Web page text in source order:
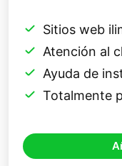
Sitios web
Atención al
Ayuda de
Totalmente